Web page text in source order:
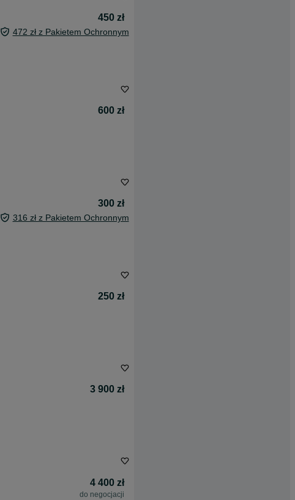
450 zł
472 zł z Pakietem Ochronnym
600 zł
300 zł
316 zł z Pakietem Ochronnym
250 zł
3 900 zł
4 400 zł
do negocjacji